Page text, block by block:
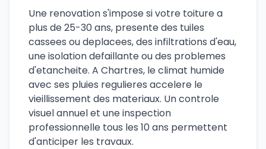
Une renovation s'impose si votre toiture a
plus de 25-30 ans, presente des tuiles
cassees ou deplacees, des infiltrations d'eau,
une isolation defaillante ou des problemes
d'etancheite. A Chartres, le climat humide
avec ses pluies regulieres accelere le
vieillissement des materiaux. Un controle
visuel annuel et une inspection
professionnelle tous les 10 ans permettent
d'anticiper les travaux.